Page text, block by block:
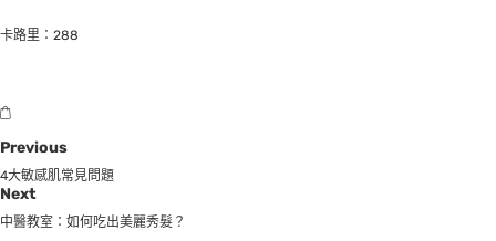
卡路里：288
Previous
4大敏感肌常見問題
Next
中醫教室：如何吃出美麗秀髮？